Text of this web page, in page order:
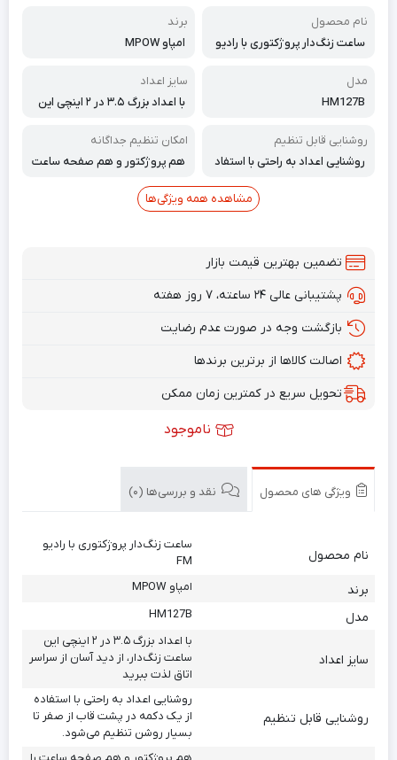
نام محصول
ساعت زنگ‌دار پروژکتوری با رادیو
برند
امپاو MPOW
مدل
HM127B
سایز اعداد
با اعداد بزرگ ۳.۵ در ۲ اینچی این
سر اتاق لذت ببرید
روشنایی قابل تنظیم
روشنایی اعداد به راحتی با استفاد
تا بسیار روشن تنظیم می‌شود.
امکان تنظیم جداگانه
هم پروژکتور و هم صفحه ساعت
ور یا خاموش کرد.
مشاهده همه ویژگی‌ها
تضمین بهترین قیمت بازار
پشتیبانی عالی ۲۴ ساعته، ۷ روز هفته
بازگشت وجه در صورت عدم رضایت
اصالت کالاها از برترین برندها
تحویل سریع در کمترین زمان ممکن
ناموجود
ویژگی های محصول نقد و بررسی‌ها (0)
نام محصول
ساعت زنگ‌دار پروژکتوری با رادیو
FM
برند امپاو MPOW
مدل HM127B
سایز اعداد
با اعداد بزرگ ۳.۵ در ۲ اینچی این
ساعت زنگ‌دار، از دید آسان از سراسر
اتاق لذت ببرید
روشنایی قابل تنظیم
روشنایی اعداد به راحتی با استفاده
از یک دکمه در پشت قاب از صفر تا
بسیار روشن تنظیم می‌شود.